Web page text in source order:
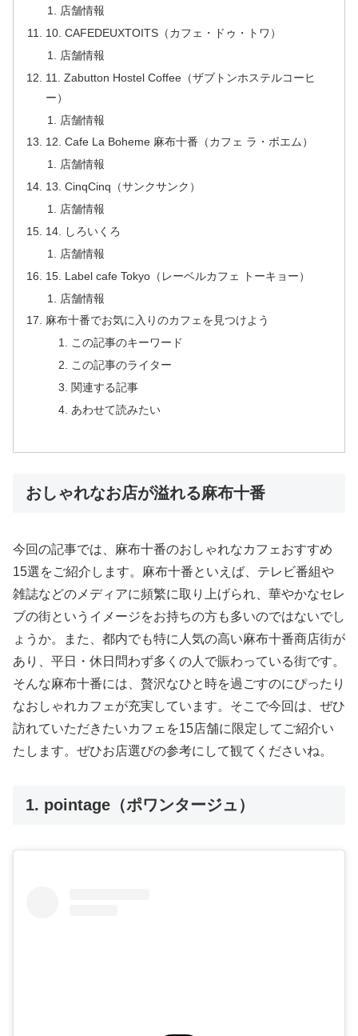
店舗情報
10. CAFEDEUXTOITS（カフェ・ドゥ・トワ）
店舗情報
11. Zabutton Hostel Coffee（ザブトンホステルコーヒ
ー）
店舗情報
12. Cafe La Boheme 麻布十番（カフェ ラ・ボエム）
店舗情報
13. CinqCinq（サンクサンク）
店舗情報
14. しろいくろ
店舗情報
15. Label cafe Tokyo（レーベルカフェ トーキョー）
店舗情報
麻布十番でお気に入りのカフェを見つけよう
この記事のキーワード
この記事のライター
関連する記事
あわせて読みたい
おしゃれなお店が溢れる麻布十番
今回の記事では、麻布十番のおしゃれなカフェおすすめ
15選をご紹介します。麻布十番といえば、テレビ番組や
雑誌などのメディアに頻繁に取り上げられ、華やかなセレ
ブの街というイメージをお持ちの方も多いのではないでし
ょうか。また、都内でも特に人気の高い麻布十番商店街が
あり、平日・休日問わず多くの人で賑わっている街です。
そんな麻布十番には、贅沢なひと時を過ごすのにぴったり
なおしゃれカフェが充実しています。そこで今回は、ぜひ
訪れていただきたいカフェを15店舗に限定してご紹介い
たします。ぜひお店選びの参考にして観てくださいね。
1. pointage（ポワンタージュ）